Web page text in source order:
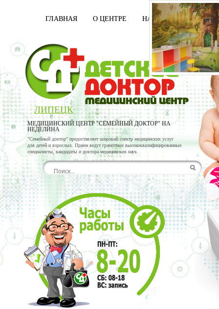
ГЛАВНАЯ О ЦЕНТРЕ НАШИ ВРАЧИ
ЛИПЕЦК
МЕДИЦИНСКИЙ ЦЕНТР "СЕМЕЙНЫЙ ДОКТОР" НА
НЕДЕЛИНА
"Семейный доктор" предоставляет широкий спектр медицинских услуг
для детей и взрослых. Прием ведут грамотные высококвалифицированные
специалисты, кандидаты и доктора медицинских наук.